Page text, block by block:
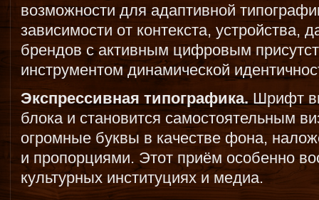
возможности для адаптивной
зависимости от контекста, устройства,
брендов с активным цифровым
инструментом динамической
Экспрессивная типографика.Шрифт
блока и становится самостоятельным
огромные буквы в качестве фона,
и пропорциями. Этот приём особенно
культурных институциях и медиа.